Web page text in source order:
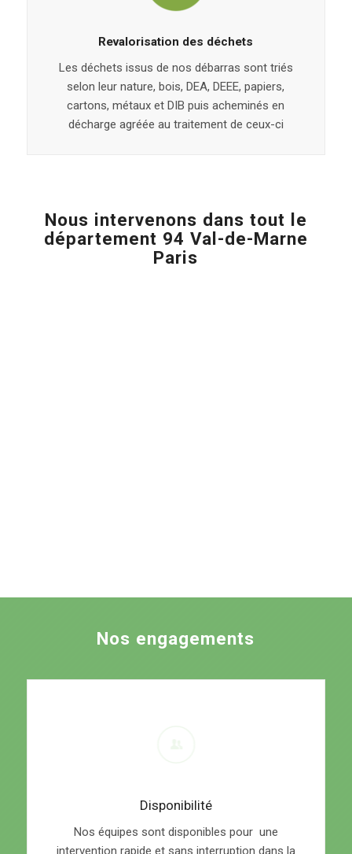
Revalorisation des déchets
Les déchets issus de nos débarras sont triés
selon leur nature, bois, DEA, DEEE, papiers,
cartons, métaux et DIB puis acheminés en
décharge agréée au traitement de ceux-ci
Nous intervenons dans tout le
département 94 Val-de-Marne
Paris
Nos engagements
Disponibilité
Nos équipes sont disponibles pour une
intervention rapide et sans interruption dans la